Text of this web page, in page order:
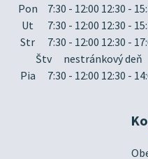
Pon
7:30 - 12:00 12:30 -
Ut
7:30 - 12:00 12:30 -
Str
7:30 - 12:00 12:30 -
Štv
nestránkový deň
Pia
7:30 - 12:00 12:30 -